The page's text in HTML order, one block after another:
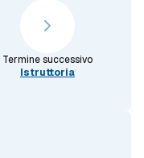
Termine successivo
Istruttoria